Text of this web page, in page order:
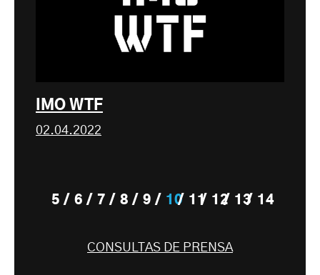
IMO WTF
02.04.2022
5 6 7 8 9 10 11 12 13 14
CONSULTAS DE PRENSA